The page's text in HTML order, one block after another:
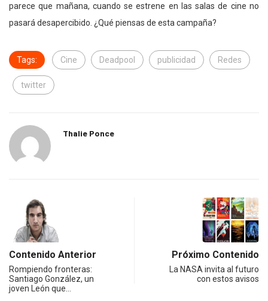
parece que mañana, cuando se estrene en las salas de cine no
pasará desapercibido. ¿Qué piensas de esta campaña?
Tags: Cine Deadpool publicidad Redes
twitter
Thalie Ponce
Contenido Anterior
Rompiendo fronteras:
Santiago González, un
joven León que…
Próximo Contenido
La NASA invita al futuro
con estos avisos